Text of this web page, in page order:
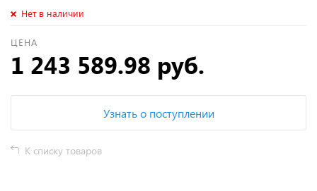
Нет в наличии
ЦЕНА
1 243 589.98 руб.
Узнать о поступлении
К списку товаров